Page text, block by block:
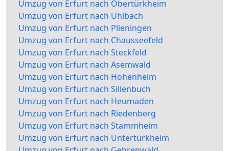
Umzug von Erfurt nach Obertürkheim
Umzug von Erfurt nach Uhlbach
Umzug von Erfurt nach Plieningen
Umzug von Erfurt nach Chausseefeld
Umzug von Erfurt nach Steckfeld
Umzug von Erfurt nach Asemwald
Umzug von Erfurt nach Hohenheim
Umzug von Erfurt nach Sillenbuch
Umzug von Erfurt nach Heumaden
Umzug von Erfurt nach Riedenberg
Umzug von Erfurt nach Stammheim
Umzug von Erfurt nach Untertürkheim